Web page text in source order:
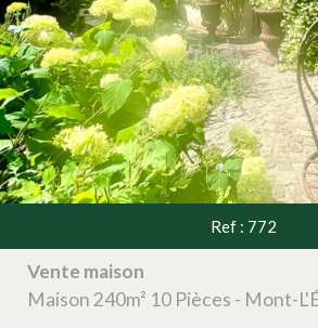
Ref : 772
Vente maison
Maison 240m² 10 Pièces - Mont-